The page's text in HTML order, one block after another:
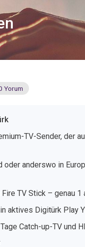
Yorum
TV-Sender, der
anderswo in
Fire TV Stick – genau
Digitürk Play
Catch-up-TV und